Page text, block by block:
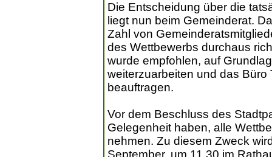
Die Entscheidung über die
liegt nun beim Gemeinderat.
Zahl von
des Wettbewerbs durchaus
wurde empfohlen, auf
weiterzuarbeiten und das
beauftragen.
Vor dem Beschluss des
Gelegenheit haben, alle
nehmen. Zu diesem Zweck